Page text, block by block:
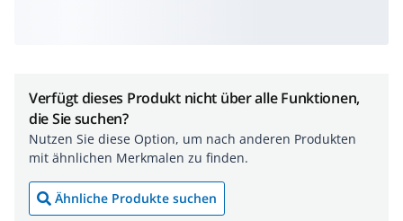
Verfügt dieses Produkt nicht über alle Funktionen,
die Sie suchen?
Nutzen Sie diese Option, um nach anderen Produkten
mit ähnlichen Merkmalen zu finden.
Ähnliche Produkte suchen